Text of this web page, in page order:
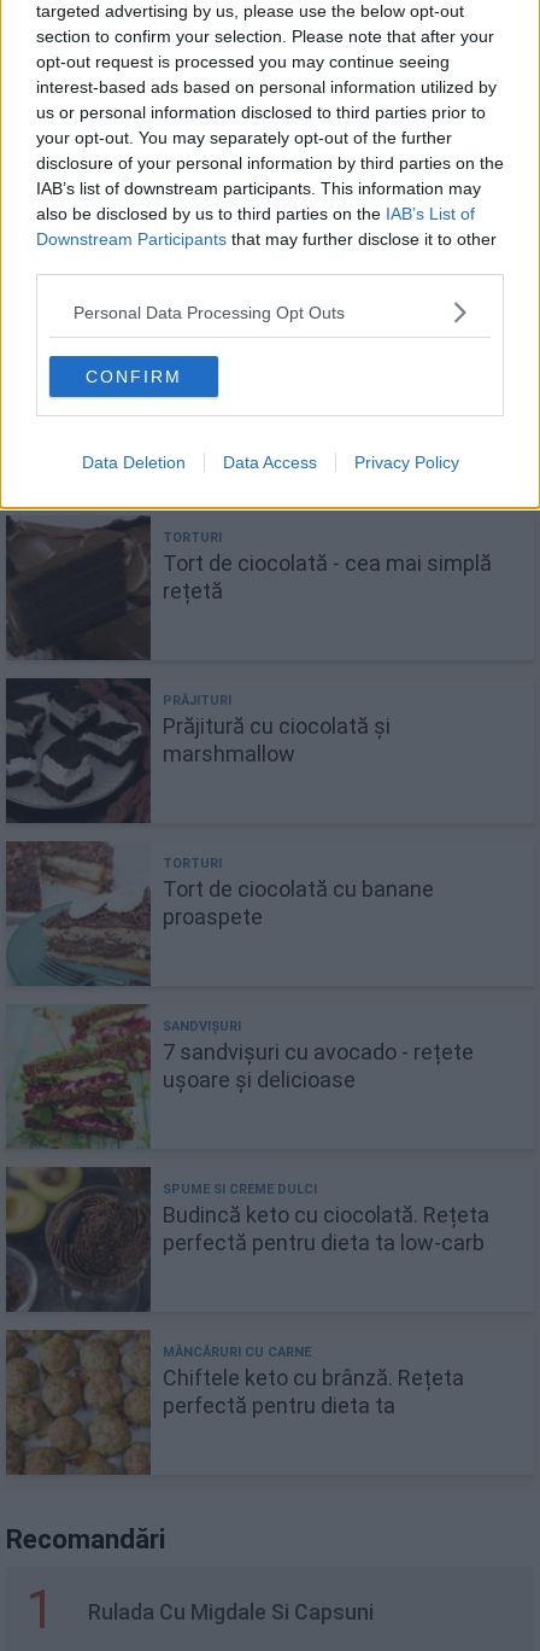
targeted advertising by us, please use the below opt-out
section to confirm your selection. Please note that after your
opt-out request is processed you may continue seeing
interest-based ads based on personal information utilized by
us or personal information disclosed to third parties prior to
your opt-out. You may separately opt-out of the further
disclosure of your personal information by third parties on the
IAB’s list of downstream participants. This information may
also be disclosed by us to third parties on the IAB’s List of
Downstream Participants that may further disclose it to other
Personal Data Processing Opt Outs
CONFIRM
Data Deletion Data Access Privacy Policy
Te-ar mai putea interesa
Ciocolată de casă fara foc. Rețetă
Mud Cake - cel mai bun tort de
Tort de ciocolată - cea mai simplă
rețetă
Prăjitură cu ciocolată și
marshmallow
Tort de ciocolată cu banane
proaspete
7 sandvișuri cu avocado - rețete
ușoare și delicioase
Budincă keto cu ciocolată. Rețeta
perfectă pentru dieta ta low-carb
Chiftele keto cu brânză. Rețeta
perfectă pentru dieta ta
Recomandări
1 Rulada Cu Migdale Si Capsuni